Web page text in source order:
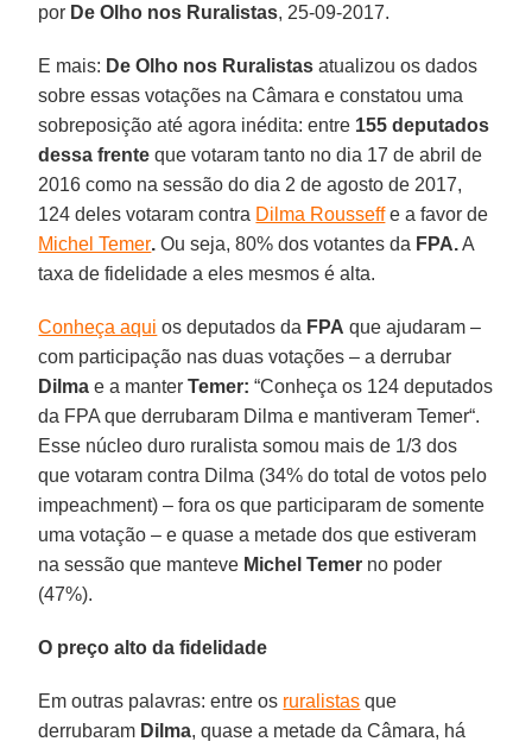
por De Olho nos Ruralistas, 25-09-2017.
E mais: De Olho nos Ruralistas atualizou os dados
sobre essas votações na Câmara e constatou uma
sobreposição até agora inédita: entre 155 deputados
dessa frente que votaram tanto no dia 17 de abril de
2016 como na sessão do dia 2 de agosto de 2017,
124 deles votaram contra Dilma Rousseffe a favor de
Michel Temer. Ou seja, 80% dos votantes da FPA.A
taxa de fidelidade a eles mesmos é alta.
Conheça aqui os deputados da FPA que ajudaram –
com participação nas duas votações – a derrubar
Dilma e a manterTemer: “Conheça os 124 deputados
da FPA que derrubaram Dilma e mantiveram Temer“.
Esse núcleo duro ruralista somou mais de 1/3 dos
que votaram contra Dilma (34% do total de votos pelo
impeachment) – fora os que participaram de somente
uma votação – e quase a metade dos que estiveram
na sessão que manteve Michel Temer no poder
(47%).
O preço alto da fidelidade
Em outras palavras: entre os ruralistas que
derrubaram Dilma, quase a metade da Câmara, há